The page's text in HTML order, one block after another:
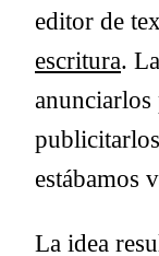
editor de
escritura.
anunciarlos
estábamos
La idea